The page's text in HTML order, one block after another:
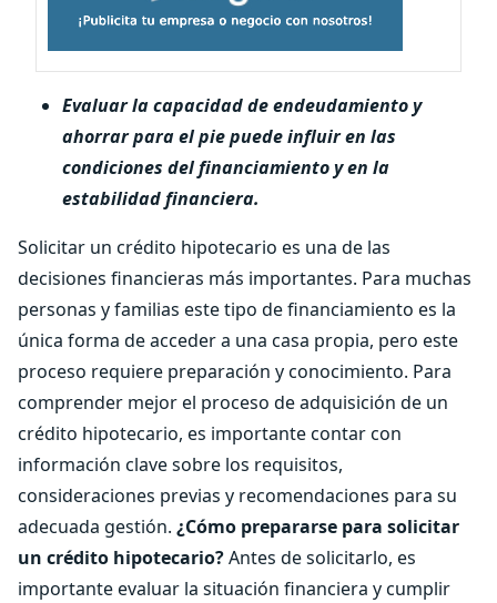
Evaluar la capacidad de endeudamiento y
ahorrar para el pie puede influir en las
condiciones del financiamiento y en la
estabilidad financiera.
Solicitar un crédito hipotecario es una de las
decisiones financieras más importantes. Para muchas
personas y familias este tipo de financiamiento es la
única forma de acceder a una casa propia, pero este
proceso requiere preparación y conocimiento. Para
comprender mejor el proceso de adquisición de un
crédito hipotecario, es importante contar con
información clave sobre los requisitos,
consideraciones previas y recomendaciones para su
adecuada gestión. ¿Cómo prepararse para solicitar
un crédito hipotecario?Antes de solicitarlo, es
importante evaluar la situación financiera y cumplir